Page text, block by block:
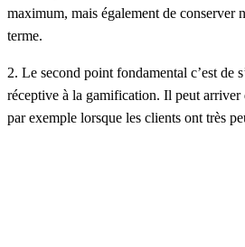
maximum, mais également de conserver
terme.
2. Le second point fondamental c’est de
réceptive à la gamification. Il peut arriver
par exemple lorsque les clients ont très